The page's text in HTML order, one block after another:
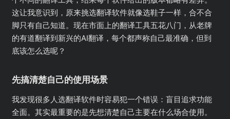
这让我意识到，原来挑选翻译软件就像选鞋子一样，合不合
脚只有自己知道。现在市面上的翻译工具五花八门，从老牌
的有道翻译到新兴的AI翻译，每个都声称自己最准确，但到
底该怎么选呢？
先搞清楚自己的使用场景
我发现很多人选翻译软件时容易犯一个错误：盲目追求功能
全面。其实最重要的是先想清楚自己主要在什么场合使用。